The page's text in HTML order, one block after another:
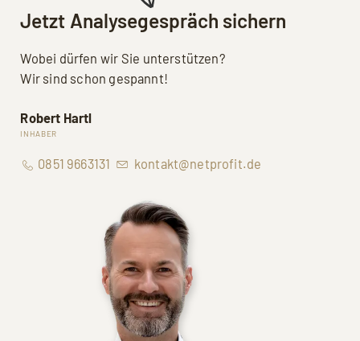
Jetzt Analysegespräch sichern
Wobei dürfen wir Sie unterstützen?
Wir sind schon gespannt!
Robert Hartl
INHABER
0851 9663131 kontakt@netprofit.de